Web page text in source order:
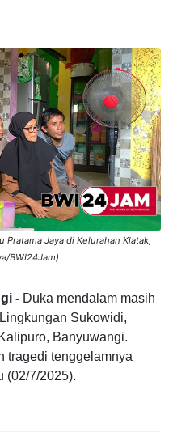
Pratama Jaya di Kelurahan Klatak,
BWI24Jam)
- Duka mendalam masih
Sukowidi,
Banyuwangi.
tragedi tenggelamnya
(02/7/2025).